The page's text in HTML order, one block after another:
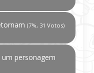
(7%, 31 Votos)
personagem